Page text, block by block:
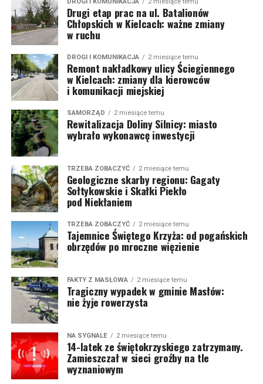
DROGI I KOMUNIKACJA 2 miesiące temu
Drugi etap prac na ul. Batalionów
Chłopskich w Kielcach: ważne zmiany
w ruchu
DROGI I KOMUNIKACJA 2 miesiące temu
Remont nakładkowy ulicy Ściegiennego
w Kielcach: zmiany dla kierowców
i komunikacji miejskiej
SAMORZĄD 2 miesiące temu
Rewitalizacja Doliny Silnicy: miasto
wybrało wykonawcę inwestycji
TRZEBA ZOBACZYĆ 2 miesiące temu
Geologiczne skarby regionu: Gagaty
Sołtykowskie i Skałki Piekło
pod Niekłaniem
TRZEBA ZOBACZYĆ 2 miesiące temu
Tajemnice Świętego Krzyża: od pogańskich
obrzędów po mroczne więzienie
FAKTY Z MASŁOWA 2 miesiące temu
Tragiczny wypadek w gminie Masłów:
nie żyje rowerzysta
NA SYGNALE 2 miesiące temu
14-latek ze świętokrzyskiego zatrzymany.
Zamieszczał w sieci groźby na tle
wyznaniowym